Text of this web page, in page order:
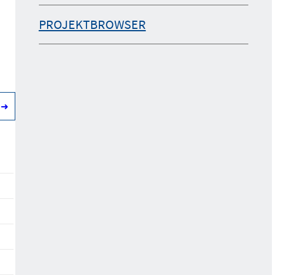
➜
PROJEKTBROWSER